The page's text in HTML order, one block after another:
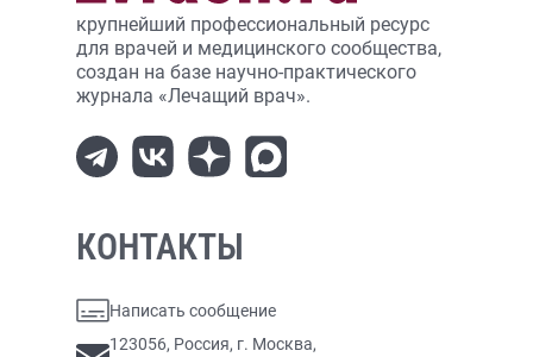
крупнейший профессиональный ресурс
для врачей и медицинского сообщества,
создан на базе научно-практического
журнала «Лечащий врач».
КОНТАКТЫ
Написать сообщение
123056, Россия, г. Москва,